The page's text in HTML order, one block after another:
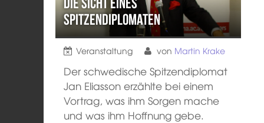
Spitzendiplomaten
Veranstaltung von Martin Krake
Der schwedische Spitzendiplomat
Jan Eliasson erzählte bei einem
Vortrag, was ihm Sorgen mache
und was ihm Hoffnung gebe.